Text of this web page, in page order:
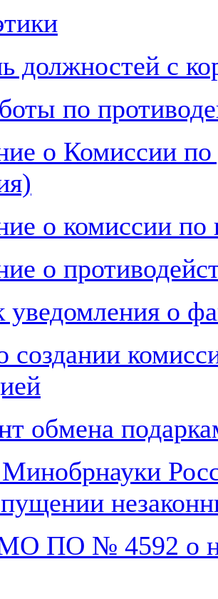
должностей с
по
о Комиссии по
о комиссии по
о
уведомления о
создании
обмена
ПО № 4592 о